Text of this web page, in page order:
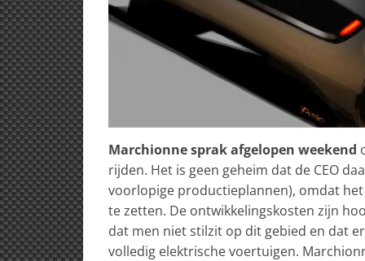
Marchionne sprak afgelopen weekend
rijden. Het is geen geheim dat de CEO
voorlopige productieplannen), omdat
te zetten. De ontwikkelingskosten zijn
dat men niet stilzit op dit gebied en dat
volledig elektrische voertuigen.